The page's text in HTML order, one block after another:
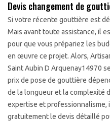
Devis changement de
Si votre récente gouttière est
Mais avant toute assistance, il
pour que vous prépariez les
en œuvre ce projet. Alors,
Saint Aubin D Arquenay14970
prix de pose de gouttière
de la longueur et la complexité
expertise et professionnalisme,
gratuitement le devis détaillé